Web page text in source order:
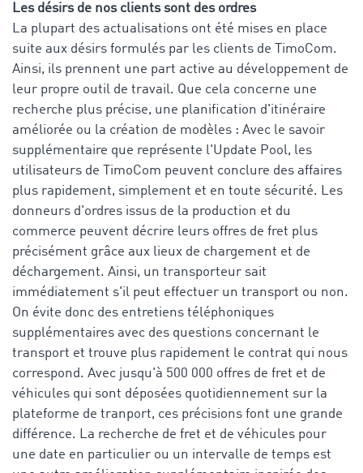
Les désirs de nos clients sont des ordres
La plupart des actualisations ont été mises en place
suite aux désirs formulés par les clients de TimoCom.
Ainsi, ils prennent une part active au développement de
leur propre outil de travail. Que cela concerne une
recherche plus précise, une planification d'itinéraire
améliorée ou la création de modèles : Avec le savoir
supplémentaire que représente l'Update Pool, les
utilisateurs de TimoCom peuvent conclure des affaires
plus rapidement, simplement et en toute sécurité. Les
donneurs d'ordres issus de la production et du
commerce peuvent décrire leurs offres de fret plus
précisément grâce aux lieux de chargement et de
déchargement. Ainsi, un transporteur sait
immédiatement s'il peut effectuer un transport ou non.
On évite donc des entretiens téléphoniques
supplémentaires avec des questions concernant le
transport et trouve plus rapidement le contrat qui nous
correspond. Avec jusqu'à 500 000 offres de fret et de
véhicules qui sont déposées quotidiennement sur la
plateforme de tranport, ces précisions font une grande
différence. La recherche de fret et de véhicules pour
une date en particulier ou un intervalle de temps est